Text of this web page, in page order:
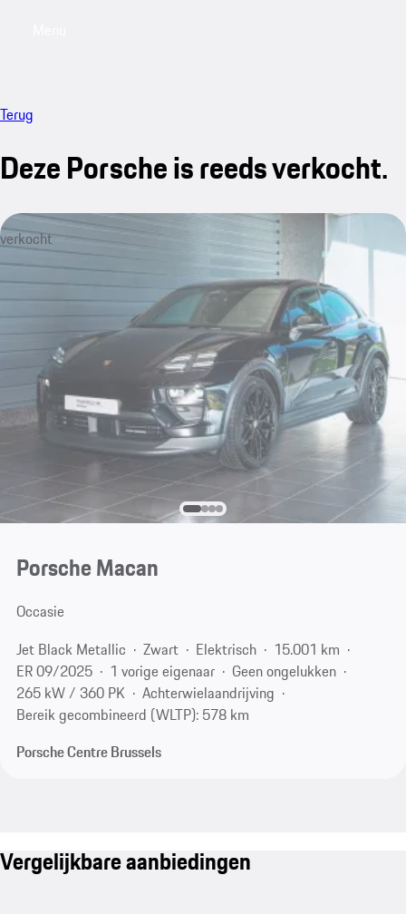
Terug
Deze Porsche is reeds verkocht.
verkocht
Porsche Macan
Occasie
Jet Black Metallic
Zwart Elektrisch
15.001 km
ER 09/2025
1 vorige eigenaar
Geen ongelukken
265 kW / 360 PK
Achterwielaandrijving
Bereik gecombineerd (WLTP): 578 km
Porsche Centre Brussels
Vergelijkbare aanbiedingen